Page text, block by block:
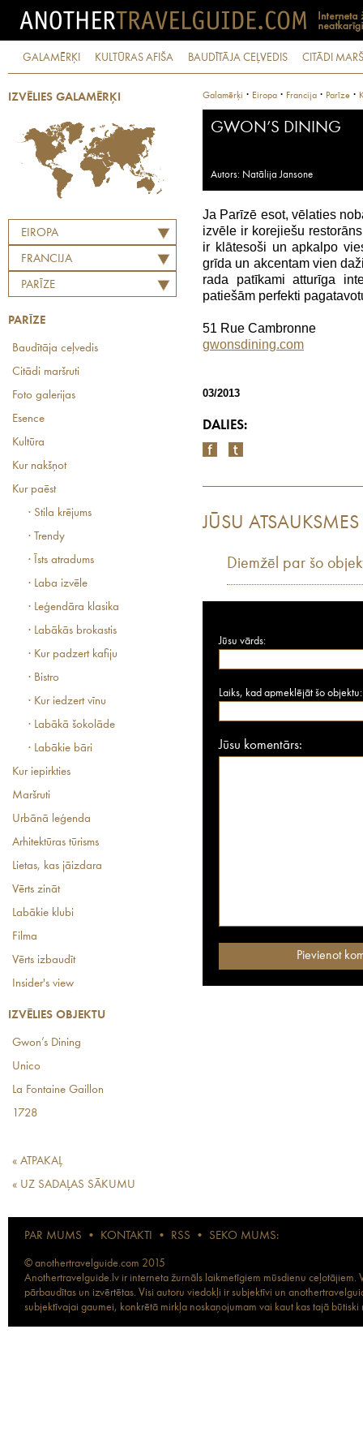
GALAMĒRĶI KULTŪRAS AFIŠA BAUDĪTĀJA CEĻVEDIS CITĀDI
IZVĒLIES GALAMĒRĶI
EIROPA
FRANCIJA
PARĪZE
PARĪZE
Baudītāja ceļvedis
Citādi maršruti
Foto galerijas
Esence
Kultūra
Kur nakšņot
Kur paēst
· Stila krējums
· Trendy
· Īsts atradums
· Laba izvēle
· Leģendāra klasika
· Labākās brokastis
· Kur padzert kafiju
· Bistro
· Kur iedzert vīnu
· Labākā šokolāde
· Labākie bāri
Kur iepirkties
Maršruti
Urbānā leģenda
Arhitektūras tūrisms
Lietas, kas jāizdara
Vērts zināt
Labākie klubi
Filma
Vērts izbaudīt
Insider's view
IZVĒLIES OBJEKTU
Gwon’s Dining
Unico
La Fontaine Gaillon
1728
« ATPAKAĻ
« UZ SADAĻAS SĀKUMU
Galamērķi · Eiropa · Francija · Parīze ·
GWON’S DINING
Autors: Natālija Jansone
Ja Parīzē esot, vēlaties
izvēle ir korejiešu
ir klātesoši un apkalpo
grīda un akcentam vien
rada patīkami atturīga
patiešām perfekti
51 Rue Cambronne
gwonsdining.com
03/2013
DALIES:
JŪSU ATSAUKSMES
Diemžēl par šo
Jūsu vārds:
Laiks, kad apmeklējāt šo objektu:
Jūsu komentārs:
PAR MUMS • KONTAKTI • RSS • SEKO MUMS:
© anothertravelguide.com 2015
Anothertravelguide.lv ir interneta žurnāls laikmetīgiem mūsdienu
pārbaudītas un izvērtētas. Visi autoru viedokļi ir subjektīvi un
subjektīvajai gaumei, konkrētā mirkļa noskaņojumam vai kaut kas tajā